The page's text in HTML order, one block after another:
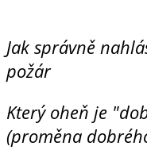
Jak správně
Který oheň je
(proměna